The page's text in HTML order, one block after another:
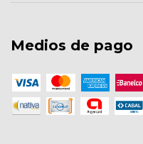
Medios de pago